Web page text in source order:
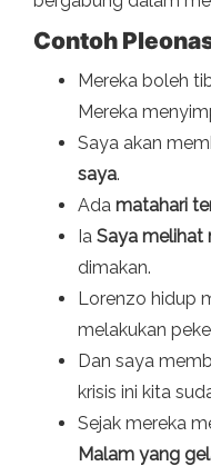
Contoh
Mereka boleh
Mereka
Saya akan
saya.
Ada matahari
Ia Saya melihat
dimakan.
Lorenzo hidup
melakukan
Dan saya
krisis ini kita
Sejak mereka
Malam yang